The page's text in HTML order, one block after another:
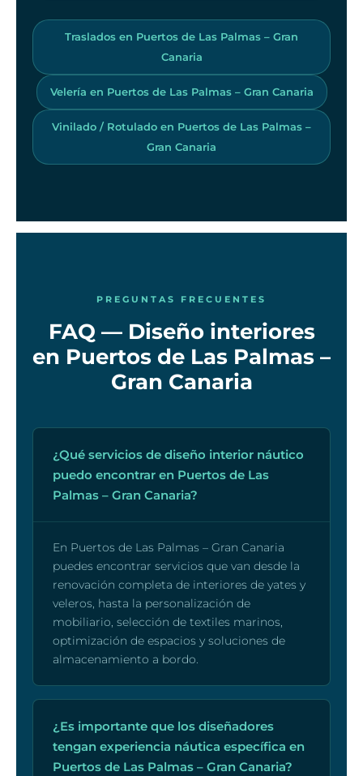
Traslados en Puertos de Las Palmas – Gran
Canaria
Velería en Puertos de Las Palmas – Gran Canaria
Vinilado / Rotulado en Puertos de Las Palmas –
Gran Canaria
PREGUNTAS FRECUENTES
FAQ — Diseño interiores
en Puertos de Las Palmas –
Gran Canaria
¿Qué servicios de diseño interior náutico
puedo encontrar en Puertos de Las
Palmas – Gran Canaria?
En Puertos de Las Palmas – Gran Canaria
puedes encontrar servicios que van desde la
renovación completa de interiores de yates y
veleros, hasta la personalización de
mobiliario, selección de textiles marinos,
optimización de espacios y soluciones de
almacenamiento a bordo.
¿Es importante que los diseñadores
tengan experiencia náutica específica en
Puertos de Las Palmas – Gran Canaria?